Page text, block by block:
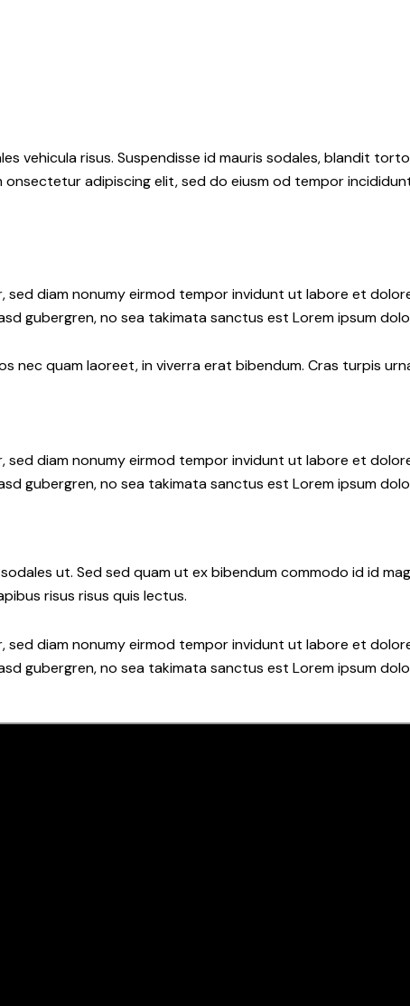
vehicula risus. Suspendisse id mauris sodales, blandit
adipiscing elit, sed do eiusm od tempor
diam nonumy eirmod tempor invidunt ut labore et
gubergren, no sea takimata sanctus est Lorem ipsum
nec quam laoreet, in viverra erat bibendum. Cras turpis
diam nonumy eirmod tempor invidunt ut labore et
gubergren, no sea takimata sanctus est Lorem ipsum
ut. Sed sed quam ut ex bibendum commodo id id
risus risus quis lectus.
diam nonumy eirmod tempor invidunt ut labore et
gubergren, no sea takimata sanctus est Lorem ipsum